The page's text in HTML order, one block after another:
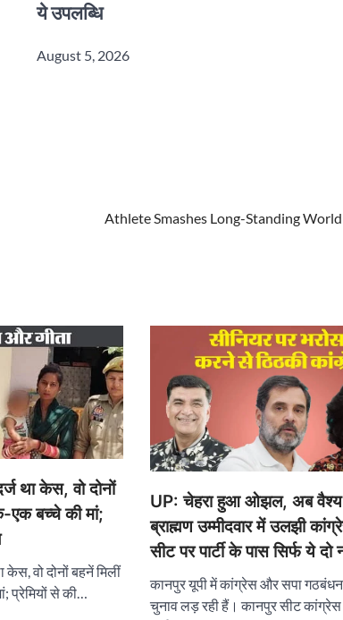
ये उपलब्धि
August 5, 2026
Athlete Smashes Long-Standing
था केस, वो दोनों
एक बच्चे की मां;
केस, वो दोनों बहनें मिलीं
प्रेमियों से की…
UP: चेहरा हुआ ओझल, अब
ब्राह्मण उम्मीदवार में उलझी
सीट पर पार्टी के पास सिर्फ ये दो
कानपुर यूपी में कांग्रेस और सपा
चुनाव लड़ रही हैं। कानपुर सीट